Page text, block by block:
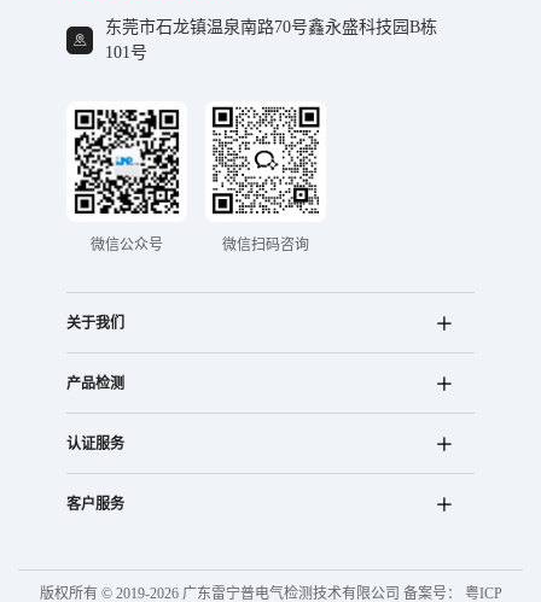
东莞市石龙镇温泉南路70号鑫永盛科技园B栋
101号
微信公众号 微信扫码咨询
关于我们
产品检测
认证服务
客户服务
版权所有 © 2019-2026 广东雷宁普电气检测技术有限公司 备案号： 粤ICP